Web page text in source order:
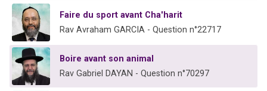
Faire du sport avant Cha'harit
Rav Avraham GARCIA - Question n°22717
Boire avant son animal
Rav Gabriel DAYAN - Question n°70297